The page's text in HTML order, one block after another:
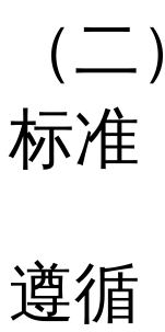
（
标准
遵循